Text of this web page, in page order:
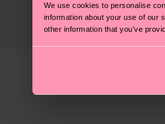
We use cookies to personalise
information about your use of our
other information that you’ve
MEHR! Weitere Informationen
vom Zielland der Bestellung ab und
bedenke, dass es sich hierbei um
einer Retoure? In unserem